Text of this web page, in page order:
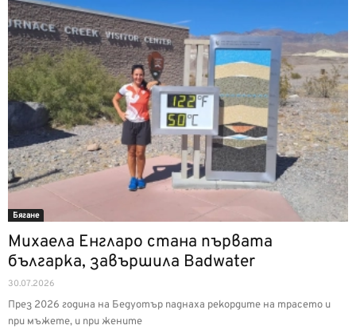
Бягане
Михаела Енгларо стана първата
българка, завършила Badwater
30.07.2026
През 2026 година на Бедуотър паднаха рекордите на трасето и
при мъжете, и при жените